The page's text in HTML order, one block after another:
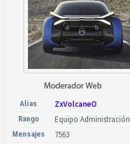
Alias ZxVolcaneO
Rango Equipo Administración
Mensajes 7563